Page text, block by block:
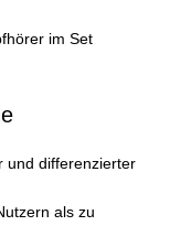
im Set
und differenzierter
als zu